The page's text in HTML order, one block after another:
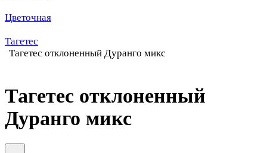
Цветочная
Тагетес
Тагетес отклоненный Дуранго микс
Тагетес отклоненный
Дуранго микс